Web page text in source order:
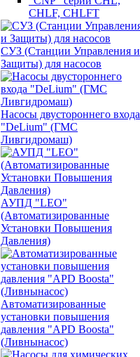
CHLF, CHLFT
СУЗ (Станции Управления и
Защиты) для насосов
Насосы двустороннего входа
"DeLium" (ГМС
Ливгидромаш)
АУПД "LEO"
(Автоматизированные
Установки Повышения
Давления)
Автоматизированные
установки повышения
давления "APD Boosta"
(Ливнынасос)